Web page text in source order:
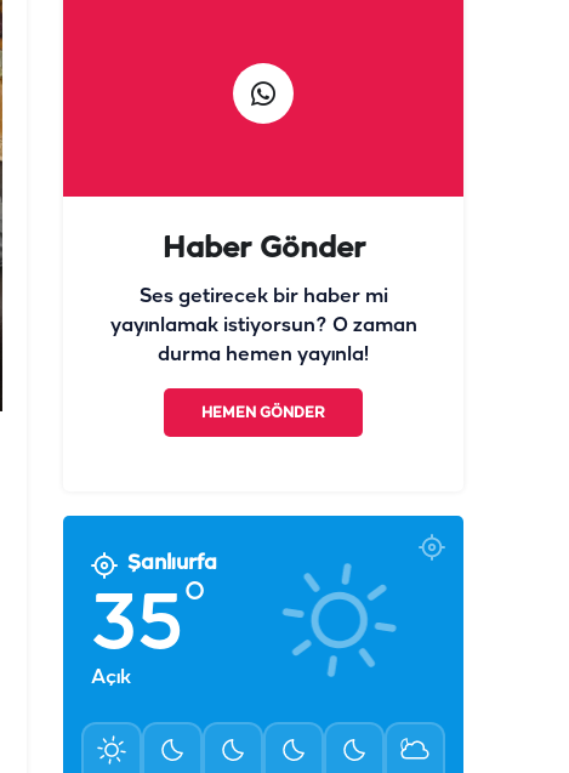
Haber Gönder
Ses getirecek bir haber mi
yayınlamak istiyorsun? O zaman
durma hemen yayınla!
HEMEN GÖNDER
Şanlıurfa
35°
Açık